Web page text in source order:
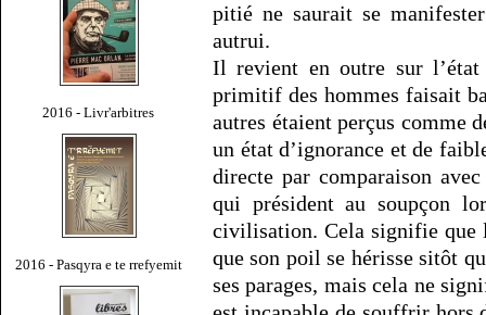
2016 - Livr'arbitres
2016 - Pasqyra e te rrefyemit
pitié ne saurait se
autrui.
Il revient en outre sur l’état
primitif des hommes faisait
autres étaient perçus comme
un état d’ignorance et de
directe par comparaison
qui président au soupçon
civilisation. Cela signifie que
que son poil se hérisse sitôt
ses parages, mais cela ne